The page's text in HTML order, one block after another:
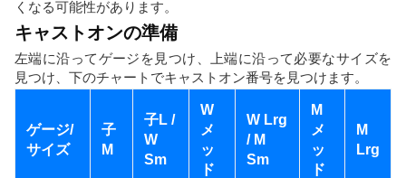
くなる可能性があります。
キャストオンの準備
左端に沿ってゲージを見つけ、上端に沿って必要なサイズを
見つけ、下のチャートでキャストオン番号を見つけます。
ゲージ/
サイズ
子
M
子L /
W
Sm
W
メ
ッ
ド
W Lrg
/ M
Sm
M
メ
ッ
ド
M
Lrg